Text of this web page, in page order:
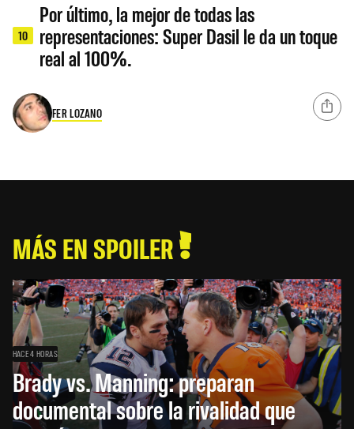
10
Por último, la mejor de todas las
representaciones: Super Dasil le da un toque
real al 100%.
FER LOZANO
MÁS EN SPOILER
HACE 4 HORAS
Brady vs. Manning: preparan
documental sobre la rivalidad que